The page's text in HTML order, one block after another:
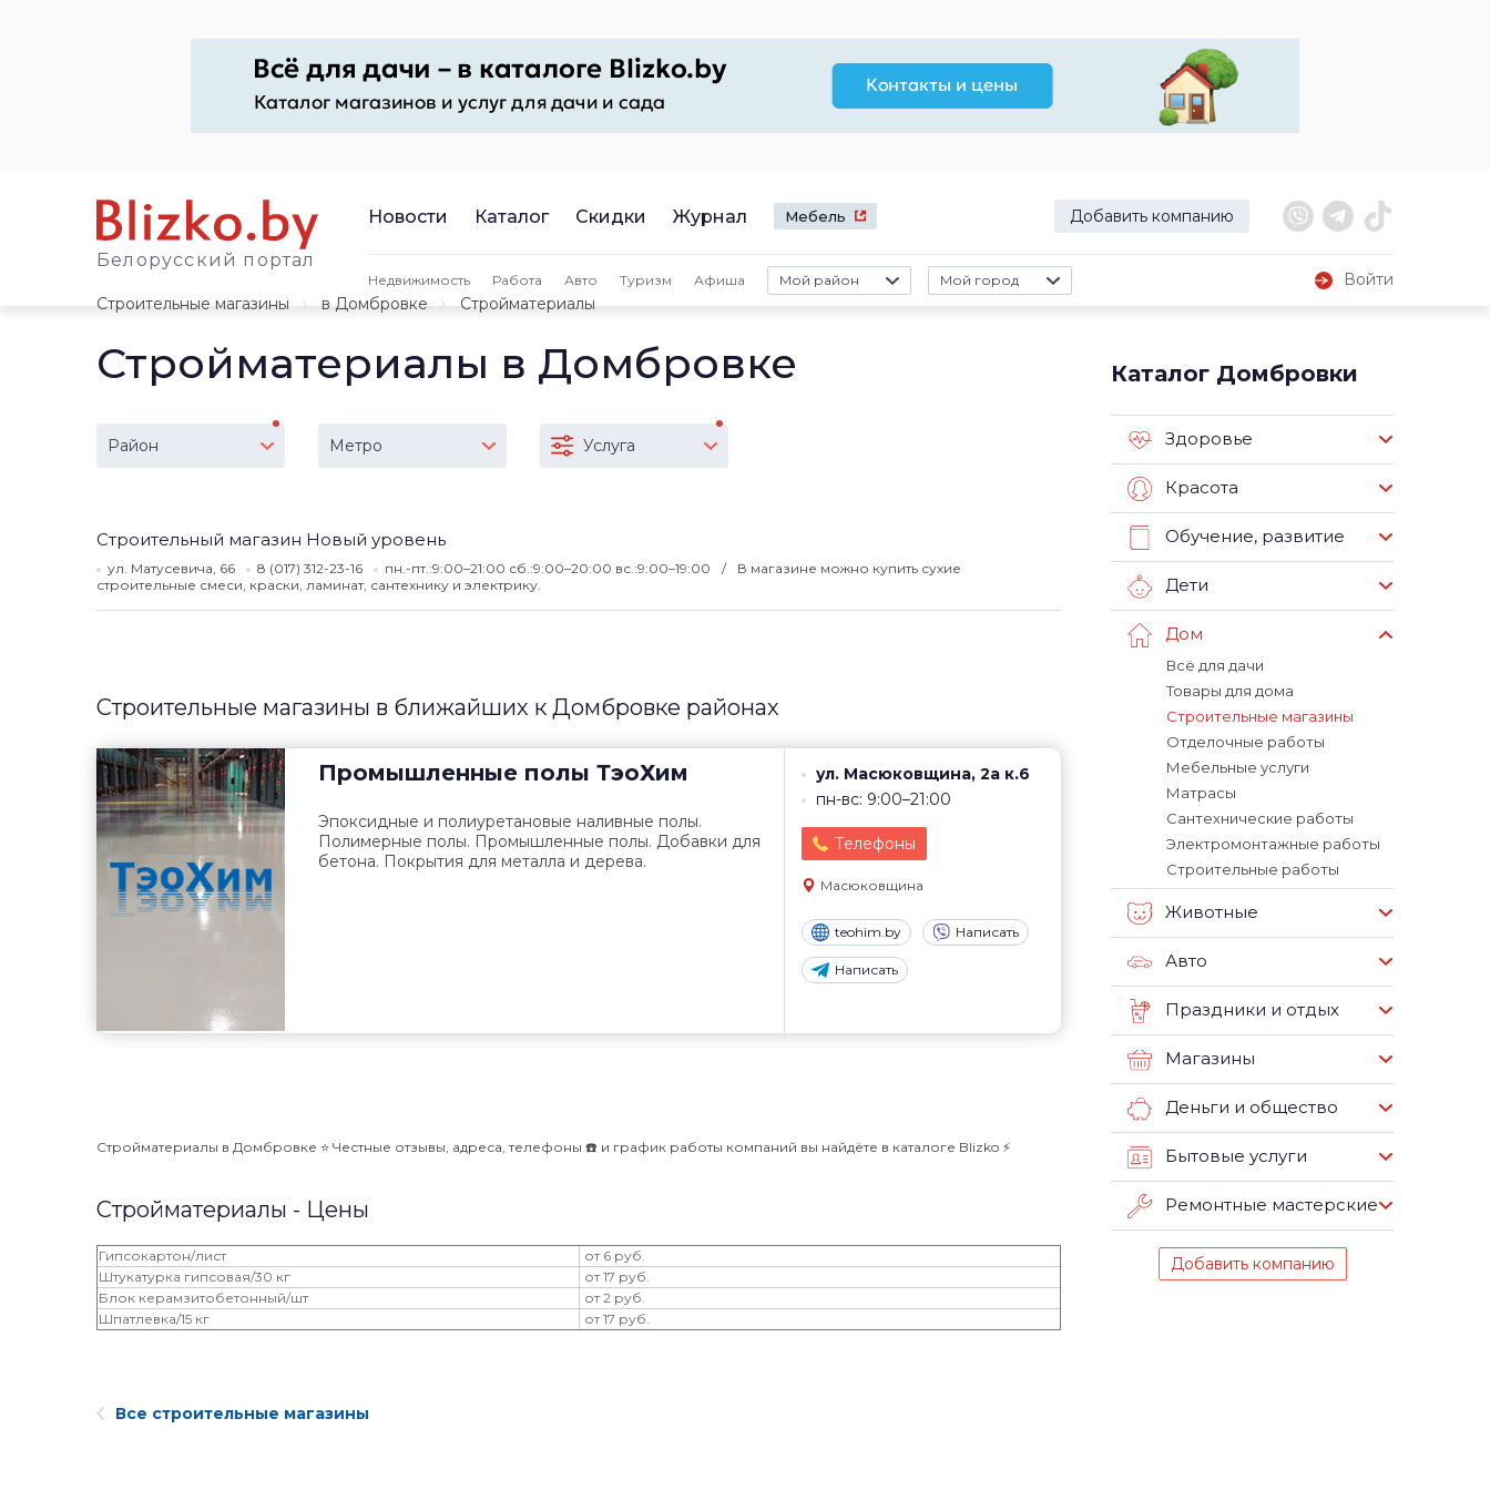
Белорусский портал
Новости Каталог Скидки Журнал Мебель Добавить компанию
Недвижимость Работа Авто Туризм Афиша Мой район Мой город
Войти
Строительные магазины
в Домбровке Стройматериалы
Стройматериалы в Домбровке
Район Метро Услуга
Строительный магазин Новый уровень
ул. Матусевича, 66 8 (017) 312-23-16 пн.-пт.:9:00–21:00 сб.:9:00–20:00 вс.:9:00–19:00
В магазине можно купить сухие
строительные смеси, краски, ламинат, сантехнику и электрику.
Строительные магазины в ближайших к Домбровке районах
Промышленные полы ТэоХим
ул. Масюковщина, 2а к.6
пн-вс: 9:00–21:00
Телефоны
Масюковщина
teohim.by Написать
Написать
Эпоксидные и полиуретановые наливные полы.
Полимерные полы. Промышленные полы. Добавки для
бетона. Покрытия для металла и дерева.
Стройматериалы в Домбровке ⭐️ Честные отзывы, адреса, телефоны ☎️ и график работы компаний вы найдёте в каталоге Blizko ⚡️
Стройматериалы - Цены
Гипсокартон/лист
от 6 руб.
Штукатурка гипсовая/30 кг
от 17 руб.
Блок керамзитобетонный/шт
от 2 руб.
Шпатлевка/15 кг
от 17 руб.
Каталог Домбровки
Здоровье
Красота
Обучение, развитие
Дети
Дом
Всё для дачи
Товары для дома
Строительные магазины
Отделочные работы
Мебельные услуги
Матрасы
Сантехнические работы
Электромонтажные работы
Строительные работы
Животные
Авто
Праздники и отдых
Магазины
Деньги и общество
Бытовые услуги
Ремонтные мастерские
Добавить компанию
Все строительные магазины